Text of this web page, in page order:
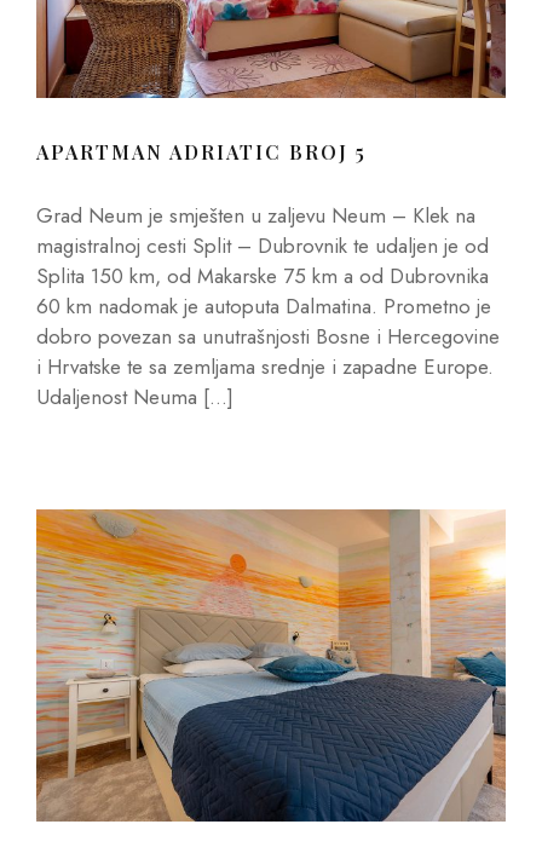
APARTMAN ADRIATIC BROJ 5
Grad Neum je smješten u zaljevu Neum – Klek na
magistralnoj cesti Split – Dubrovnik te udaljen je od
Splita 150 km, od Makarske 75 km a od Dubrovnika
60 km nadomak je autoputa Dalmatina. Prometno je
dobro povezan sa unutrašnjosti Bosne i Hercegovine
i Hrvatske te sa zemljama srednje i zapadne Europe.
Udaljenost Neuma […]